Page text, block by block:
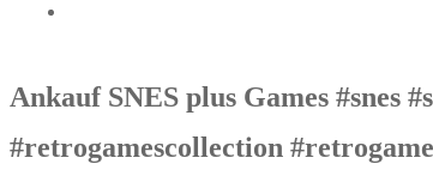
Ankauf SNES plus Games #snes
#retrogamescollection